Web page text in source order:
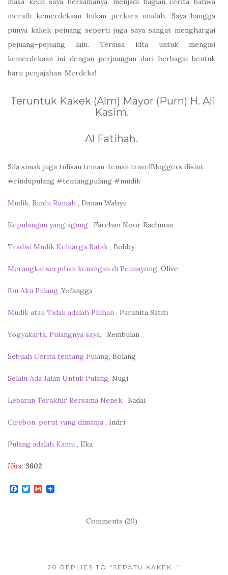
meraih kemerdekaan bukan perkara mudah. Saya bangga
punya kakek pejuang seperti juga saya sangat menghargai
pejuang-pejuang lain. Tersisa kita untuk mengisi
kemerdekaan ini dengan perjuangan dari berbagai bentuk
baru penjajahan. Merdeka!
Teruntuk Kakek (Alm) Mayor (Purn) H. Ali
Kasim.
Al Fatihah.
Sila simak juga tulisan teman-teman travelBloggers disini:
#rindupulang #tentangpulang #mudik
Mudik, Rindu Rumah , Danan Wahyu
Kepulangan yang agung , Farchan Noor Rachman
Tradisi Mudik Keluarga Batak , Bobby
Merangkai serpihan kenangan di Peunayong ,Olive
Ibu Aku Pulang ,Yofangga
Mudik atau Tidak adalah Pilihan , Parahita Satiti
Yogyakarta, Pulangnya saya, ,Rembulan
Sebuah Cerita tentang Pulang, Bolang
Selalu Ada Jalan Untuk Pulang, Nugi
Lebaran Terakhir Bersama Nenek, Badai
Cirebon: perut yang dimanja , Indri
Pulang adalah Kamu , Eka
Hits: 3602
F
T
G
Comments (20)
20 REPLIES TO “SEPATU KAKEK..”